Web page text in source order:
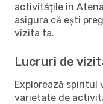
activitățile în
asigura că ești
vizita ta.
Lucruri de
Explorează spiritul
varietate de